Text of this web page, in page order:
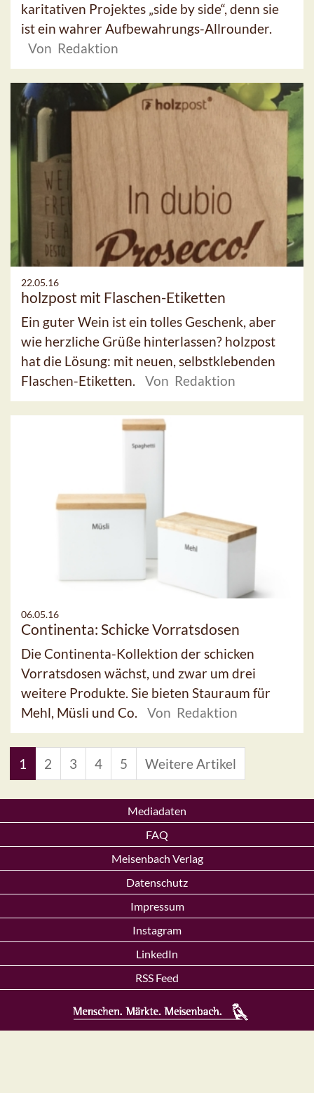
karitativen Projektes „side by side“, denn sie
ist ein wahrer Aufbewahrungs-Allrounder.
Von Redaktion
22.05.16
holzpost mit Flaschen-Etiketten
Ein guter Wein ist ein tolles Geschenk, aber
wie herzliche Grüße hinterlassen? holzpost
hat die Lösung: mit neuen, selbstklebenden
Flaschen-Etiketten.
Von Redaktion
06.05.16
Continenta: Schicke Vorratsdosen
Die Continenta-Kollektion der schicken
Vorratsdosen wächst, und zwar um drei
weitere Produkte. Sie bieten Stauraum für
Mehl, Müsli und Co.
Von Redaktion
1 2 3 4 5 Weitere Artikel
Mediadaten
FAQ
Meisenbach Verlag
Datenschutz
Impressum
Instagram
LinkedIn
RSS Feed